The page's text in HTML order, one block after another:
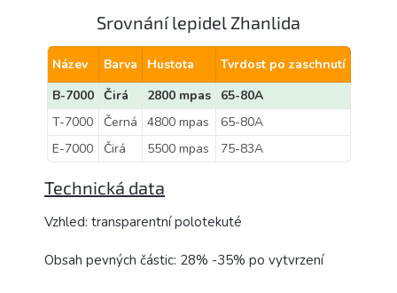
Srovnání lepidel Zhanlida
Název Barva Hustota
Tvrdost po zaschnutí
B-7000
Čirá 2800 mpas
65-80A
T-7000
Černá 4800 mpas
65-80A
E-7000
Čirá 5500 mpas 75-83A
Technická data
Vzhled: transparentní polotekuté
Obsah pevných částic: 28% -35% po vytvrzení